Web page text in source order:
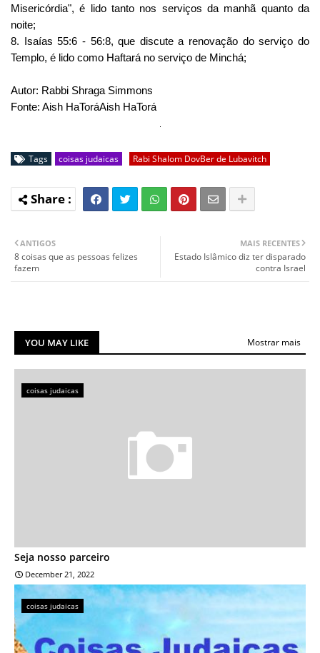
Misericórdia", é lido tanto nos serviços da manhã quanto da
noite;
8. Isaías 55:6 - 56:8, que discute a renovação do serviço do
Templo, é lido como Haftará no serviço de Minchá;
Autor: Rabbi Shraga Simmons
Fonte: Aish HaToráAish HaTorá
Tags coisas judaicas Rabi Shalom DovBer de Lubavitch
MAIS RECENTES
Estado Islâmico diz ter disparado
contra Israel
ANTIGOS
8 coisas que as pessoas felizes
fazem
YOU MAY LIKE Mostrar mais
coisas judaicas
Seja nosso parceiro
December 21, 2022
coisas judaicas